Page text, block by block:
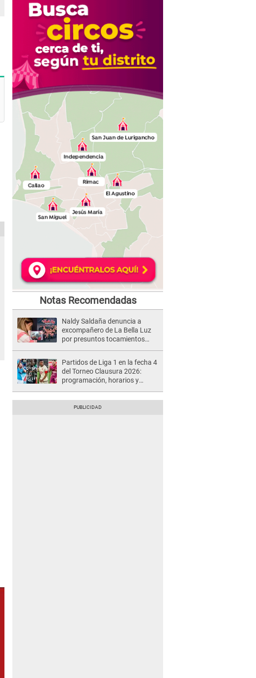
Notas Recomendadas
Naldy Saldaña denuncia a
excompañero de La Bella Luz
por presuntos tocamientos
Partidos de Liga 1 en la fecha 4
del Torneo Clausura 2026:
programación, horarios y